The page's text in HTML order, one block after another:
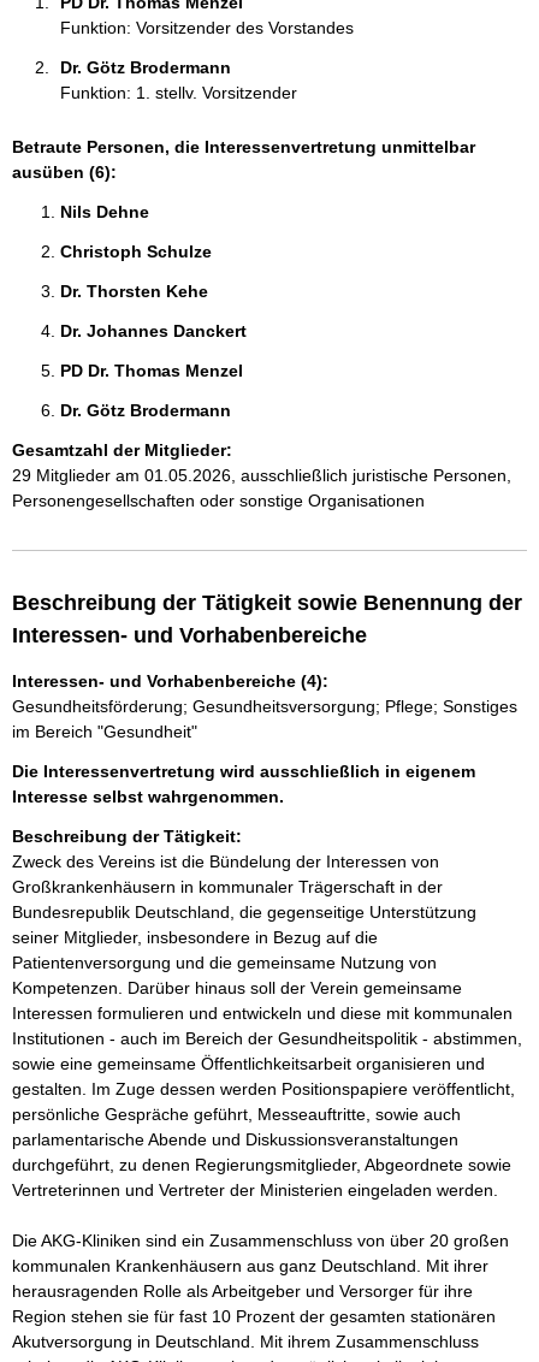
Funktion: Vorsitzender des Vorstandes
Dr. Götz Brodermann
Funktion: 1. stellv. Vorsitzender
Betraute Personen, die Interessenvertretung unmittelbar
ausüben (6):
Nils Dehne
Christoph Schulze
Dr. Thorsten Kehe
Dr. Johannes Danckert
PD Dr. Thomas Menzel
Dr. Götz Brodermann
Gesamtzahl der Mitglieder:
29 Mitglieder am 01.05.2026, ausschließlich juristische Personen,
Personengesellschaften oder sonstige Organisationen
Beschreibung der Tätigkeit sowie Benennung der
Interessen- und Vorhabenbereiche
Interessen- und Vorhabenbereiche (4):
Gesundheitsförderung; Gesundheitsversorgung; Pflege; Sonstiges
im Bereich "Gesundheit"
Die Interessenvertretung wird ausschließlich in eigenem
Interesse selbst wahrgenommen.
Beschreibung der Tätigkeit:
Zweck des Vereins ist die Bündelung der Interessen von
Großkrankenhäusern in kommunaler Trägerschaft in der
Bundesrepublik Deutschland, die gegenseitige Unterstützung
seiner Mitglieder, insbesondere in Bezug auf die
Patientenversorgung und die gemeinsame Nutzung von
Kompetenzen. Darüber hinaus soll der Verein gemeinsame
Interessen formulieren und entwickeln und diese mit kommunalen
Institutionen - auch im Bereich der Gesundheitspolitik - abstimmen,
sowie eine gemeinsame Öffentlichkeitsarbeit organisieren und
gestalten. Im Zuge dessen werden Positionspapiere veröffentlicht,
persönliche Gespräche geführt, Messeauftritte, sowie auch
parlamentarische Abende und Diskussionsveranstaltungen
durchgeführt, zu denen Regierungsmitglieder, Abgeordnete sowie
Vertreterinnen und Vertreter der Ministerien eingeladen werden.
Die AKG-Kliniken sind ein Zusammenschluss von über 20 großen
kommunalen Krankenhäusern aus ganz Deutschland. Mit ihrer
herausragenden Rolle als Arbeitgeber und Versorger für ihre
Region stehen sie für fast 10 Prozent der gesamten stationären
Akutversorgung in Deutschland. Mit ihrem Zusammenschluss